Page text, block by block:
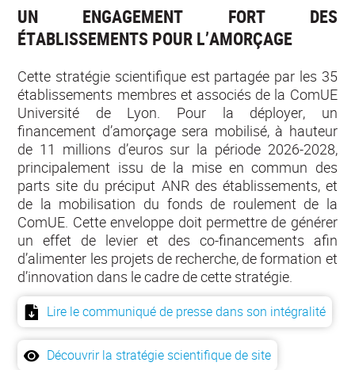
UN ENGAGEMENT FORT DES
ÉTABLISSEMENTS POUR L’AMORÇAGE
Cette stratégie scientifique est partagée par les 35
établissements membres et associés de la ComUE
Université de Lyon. Pour la déployer, un
financement d’amorçage sera mobilisé, à hauteur
de 11 millions d’euros sur la période 2026-2028,
principalement issu de la mise en commun des
parts site du préciput ANR des établissements, et
de la mobilisation du fonds de roulement de la
ComUE. Cette enveloppe doit permettre de générer
un effet de levier et des co-financements afin
d’alimenter les projets de recherche, de formation et
d’innovation dans le cadre de cette stratégie.
Lire le communiqué de presse dans son intégralité
Découvrir la stratégie scientifique de site